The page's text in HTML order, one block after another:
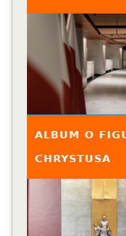
ALBUM O
CHRYSTUSA